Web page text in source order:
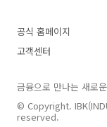
티아노는 언제 신어도
는 디..
공식 홈페이지
고객센터
금융으로 만나는 새로
© Copyright.
reserved.